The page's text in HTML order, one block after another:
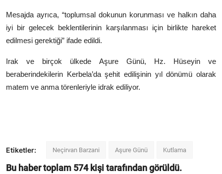
Mesajda ayrıca, “toplumsal dokunun korunması ve halkın daha
iyi bir gelecek beklentilerinin karşılanması için birlikte hareket
edilmesi gerektiği” ifade edildi.
Irak ve birçok ülkede Aşure Günü, Hz. Hüseyin ve
beraberindekilerin Kerbela’da şehit edilişinin yıl dönümü olarak
matem ve anma törenleriyle idrak ediliyor.
Etiketler: Neçirvan Barzani Aşure Günü Kutlama
Bu haber toplam 574kişi tarafından görüldü.